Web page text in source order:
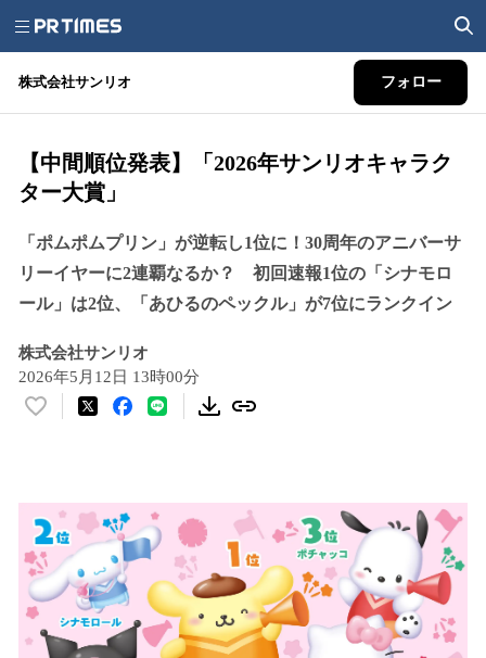
株式会社サンリオ フォロー
【中間順位発表】「2026年サンリオキャラク
ター大賞」
「ポムポムプリン」が逆転し1位に！30周年のアニバーサ
リーイヤーに2連覇なるか？ 初回速報1位の「シナモロ
ール」は2位、「あひるのペックル」が7位にランクイン
株式会社サンリオ
2026年5月12日 13時00分
い
数
を
読
み
込
み
中